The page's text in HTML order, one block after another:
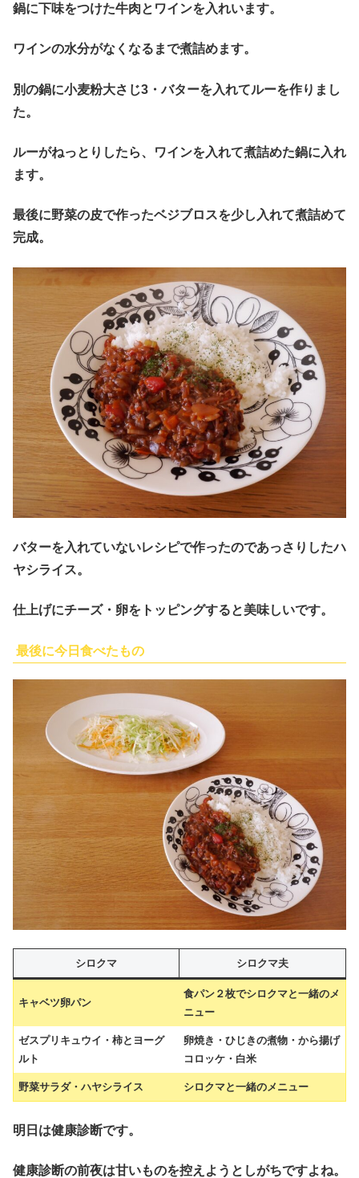
鍋に下味をつけた牛肉とワインを入れいます。
ワインの水分がなくなるまで煮詰めます。
別の鍋に小麦粉大さじ3・バターを入れてルーを作りまし
た。
ルーがねっとりしたら、ワインを入れて煮詰めた鍋に入れ
ます。
最後に野菜の皮で作ったベジブロスを少し入れて煮詰めて
完成。
バターを入れていないレシピで作ったのであっさりしたハ
ヤシライス。
仕上げにチーズ・卵をトッピングすると美味しいです。
最後に今日食べたもの
シロクマ シロクマ夫
キャベツ卵パン
食パン２枚でシロクマと一緒のメ
ニュー
ゼスプリキュウイ・柿とヨーグ
ルト
卵焼き・ひじきの煮物・から揚げ
コロッケ・白米
野菜サラダ・ハヤシライス シロクマと一緒のメニュー
明日は健康診断です。
健康診断の前夜は甘いものを控えようとしがちですよね。